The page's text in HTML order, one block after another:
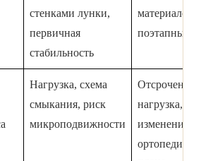
стенками лунки,
первичная
стабильность
материалом
поэтапный
Нагрузка, схема
смыкания, риск
микроподвижности
Отсроченная
нагрузка,
изменение